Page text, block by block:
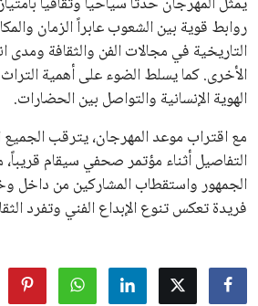
يعتمد إنفانتينو على قاعدة دعم قوية من
بما في ذلك الاتحاد الأفريقي والآسيوي،
اتحادات أمريكا الجنوبية والكونكاكاف.
القرارات التي اتخذها في زيادة الموارد
عن رفع عدد الفرق المشاركة في كأس
جديدة تحت مظلة “فيفا”.
على الجانب الآخر، تتركز المعارضة بشكل
الأوروبية، حيث ارتفعت حدة الانتقادات
بسبب التوسع المستمر في البطولات
خافيير تيباس، إلى تنحّي إنفانتينو،
كرة القدم وتزيد من ضغوط المباريات.